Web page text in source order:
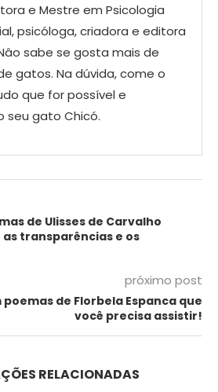
e Mestre em Psicologia
psicóloga, criadora e editora
sabe se gosta mais de
gatos. Na dúvida, come o
que for possível e
seu gato Chicó.
de Ulisses de Carvalho
transparências e os
próximo post
poemas de Florbela Espanca que
você precisa assistir!
RELACIONADAS